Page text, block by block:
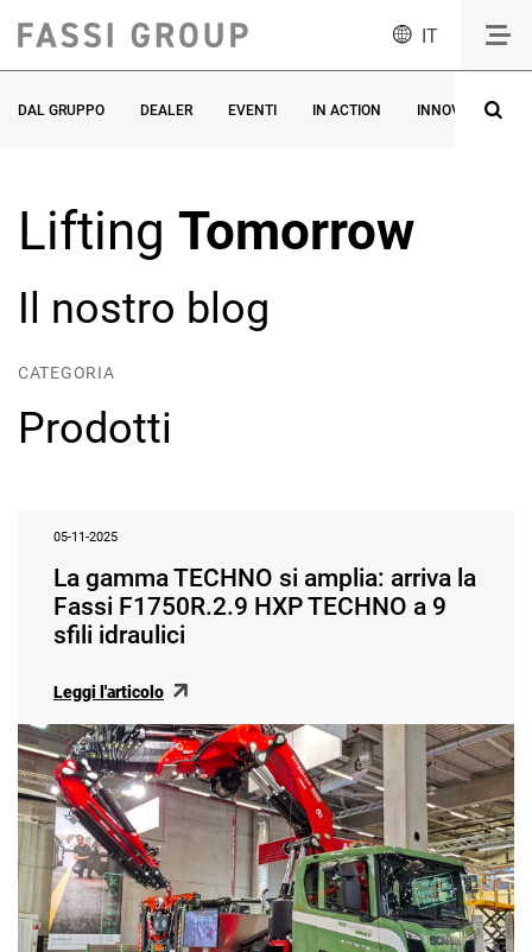
IT
DAL GRUPPO DEALER EVENTI IN ACTION INNOVAZIONE
Lifting Tomorrow
Il nostro blog
CATEGORIA
Prodotti
05-11-2025
La gamma TECHNO si amplia: arriva la
Fassi F1750R.2.9 HXP TECHNO a 9
sfili idraulici
Leggi l'articolo